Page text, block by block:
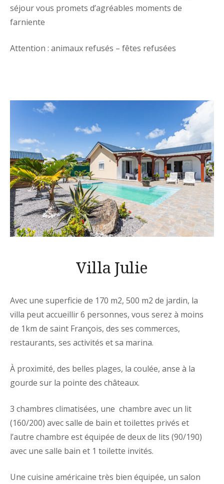
séjour vous promets d’agréables moments de
farniente
Attention : animaux refusés – fêtes refusées
Villa Julie
Avec une superficie de 170 m2, 500 m2 de jardin, la
villa peut accueillir 6 personnes, vous serez à moins
de 1km de saint François, des ses commerces,
restaurants, ses activités et sa marina.
À proximité, des belles plages, la coulée, anse à la
gourde sur la pointe des châteaux.
3 chambres climatisées, une chambre avec un lit
(160/200) avec salle de bain et toilettes privés et
l’autre chambre est équipée de deux de lits (90/190)
avec une salle bain et 1 toilette invités.
Une cuisine américaine très bien équipée, un salon